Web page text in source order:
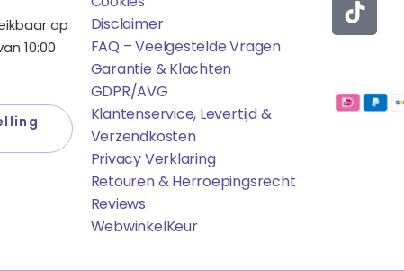
op
10:00
Disclaimer
FAQ – Veelgestelde Vragen
Garantie & Klachten
GDPR/AVG
Klantenservice, Levertijd &
Verzendkosten
Privacy Verklaring
Retouren & Herroepingsrecht
Reviews
WebwinkelKEur
E
B
O
K
T
O